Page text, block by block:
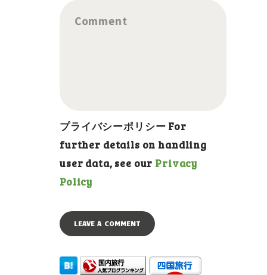
Comment
プライバシーポリシー For
further details on handling
user data, see our Privacy
Policy